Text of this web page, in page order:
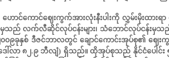
ဟောင်ကောင်ဈေးကွက်အားလုံးနီးပါးကို လွှမ်းမိုးထ
န်းမှသည် လက်လီဆိုင်လုပ်ငန်းများ၊ သံဘောင်လုပ်ငန်း
၀၀၉ခုနှစ် ဒီဇင်ဘာလတွင် ချောင်ကောင်းအုပ်စု၏ ဈေ
လာ ၈၂.၉ ဘီလျံ) ရှိသည်။ ထိုအုပ်စုသည် နိုင်ငံပေါင်း ၅၅